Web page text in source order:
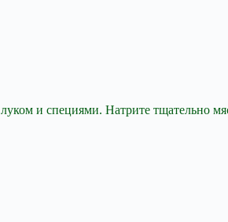
и специями. Натрите тщательно